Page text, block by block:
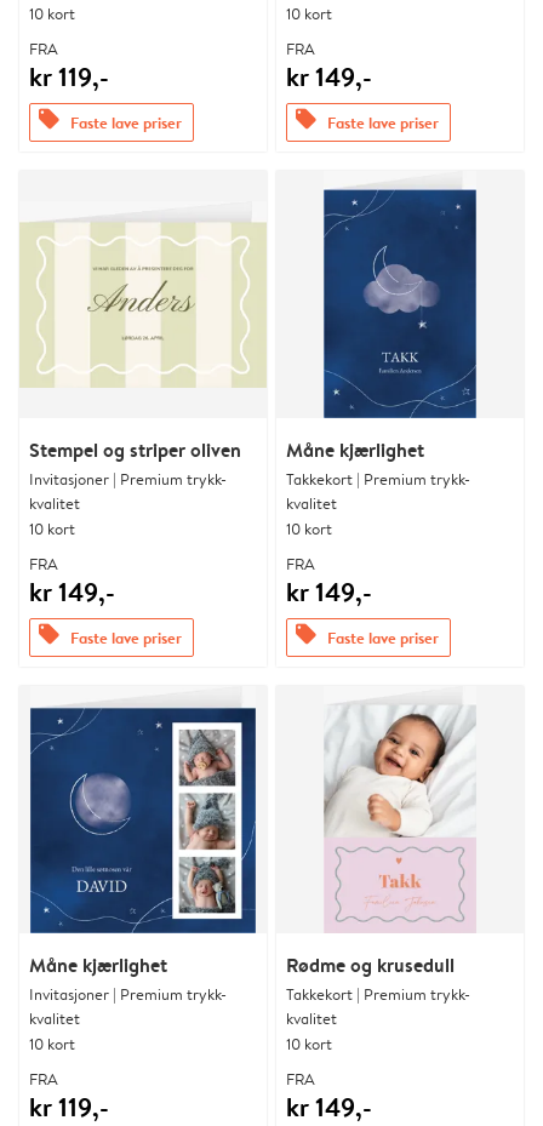
10 kort
FRA
kr 119,-
offers Faste lave priser
10 kort
FRA
kr 149,-
offers Faste lave priser
Stempel og striper oliven
Invitasjoner | Premium trykk-
kvalitet
10 kort
FRA
kr 149,-
offers Faste lave priser
Måne kjærlighet
Takkekort | Premium trykk-
kvalitet
10 kort
FRA
kr 149,-
offers Faste lave priser
Måne kjærlighet
Invitasjoner | Premium trykk-
kvalitet
10 kort
FRA
kr 119,-
Rødme og krusedull
Takkekort | Premium trykk-
kvalitet
10 kort
FRA
kr 149,-